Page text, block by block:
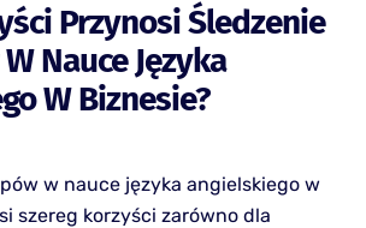
Przynosi Śledzenie
Nauce Języka
W Biznesie?
w nauce języka angielskiego w
szereg korzyści zarówno dla